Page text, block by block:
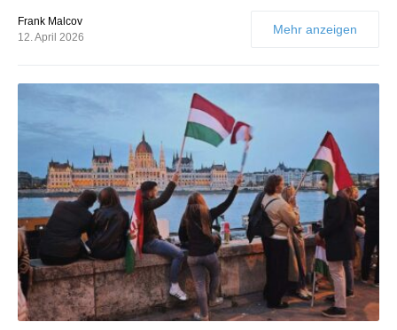
Frank Malcov
12. April 2026
Mehr anzeigen